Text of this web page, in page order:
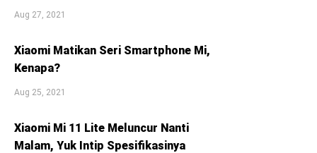
Aug 27, 2021
Xiaomi Matikan Seri Smartphone Mi,
Kenapa?
Aug 25, 2021
Xiaomi Mi 11 Lite Meluncur Nanti
Malam, Yuk Intip Spesifikasinya